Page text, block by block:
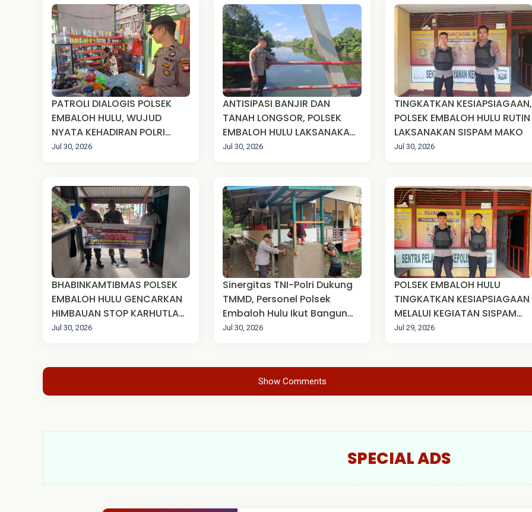
PATROLI DIALOGIS POLSEK
EMBALOH HULU, WUJUD
NYATA KEHADIRAN POLRI
JAGA KEAMANAN
Jul 30, 2026
ANTISIPASI BANJIR DAN
TANAH LONGSOR, POLSEK
EMBALOH HULU LAKSANAKAN
MONITORING KETINGGIAN AIR
Jul 30, 2026
TINGKATKAN KESIAPSIAGAAN,
POLSEK EMBALOH HULU RUTIN
LAKSANAKAN SISPAM MAKO
Jul 30, 2026
BHABINKAMTIBMAS POLSEK
EMBALOH HULU GENCARKAN
HIMBAUAN STOP KARHUTLA
KEPADA MASYARAKAT
Jul 30, 2026
Sinergitas TNI-Polri Dukung
TMMD, Personel Polsek
Embaloh Hulu Ikut Bangun
Tandon Air, Sumur Bor dan
Jul 30, 2026
POLSEK EMBALOH HULU
TINGKATKAN KESIAPSIAGAAN
MELALUI KEGIATAN SISPAM
MAKO
Jul 29, 2026
Show Comments
SPECIAL ADS